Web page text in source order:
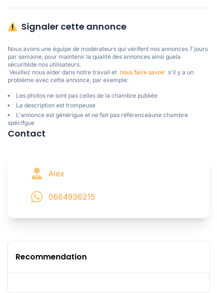
Signaler cette annonce
Nous avons une éguipe de modérateurs qui vérifent nos annonces 7 jours
par semaine, pour maintenir la qualité des annonces ainsi guela
sécuritéde nos utilisateurs.
Veuillez nous aider dans notre travail et nous faire savoir
  s'il y a un
problème avec cette annonce, par exemple:
Les photos ne sont pas celles de la chambre publiée
La description est trompeuse
L'annonce est générigue et ne fait pas référenceàune chambre
spécifgue
Contact
Alex
0664936215
Recommendation